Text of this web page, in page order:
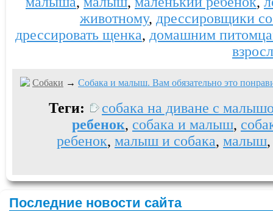
животному, дрессировщики
дрессировать щенка, домашним
Собаки → Собака и малыш. Вам обязательно это
Теги:
собака на диване с
ребенок, собака и малыш,
ребенок, малыш и собака, малыш
Последние новости сайта